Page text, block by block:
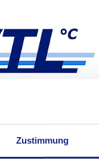
Zustimmung
a